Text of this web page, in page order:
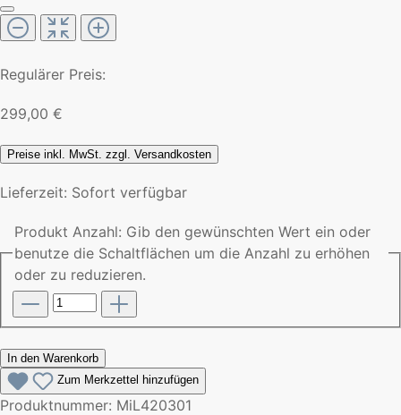
Regulärer Preis:
299,00 €
Preise inkl. MwSt. zzgl. Versandkosten
Lieferzeit: Sofort verfügbar
Produkt Anzahl: Gib den gewünschten Wert ein oder
benutze die Schaltflächen um die Anzahl zu erhöhen
oder zu reduzieren.
In den Warenkorb
Zum Merkzettel hinzufügen
Produktnummer: MiL420301